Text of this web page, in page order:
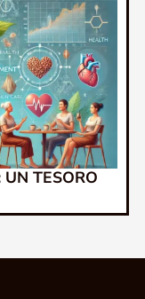
TESORO